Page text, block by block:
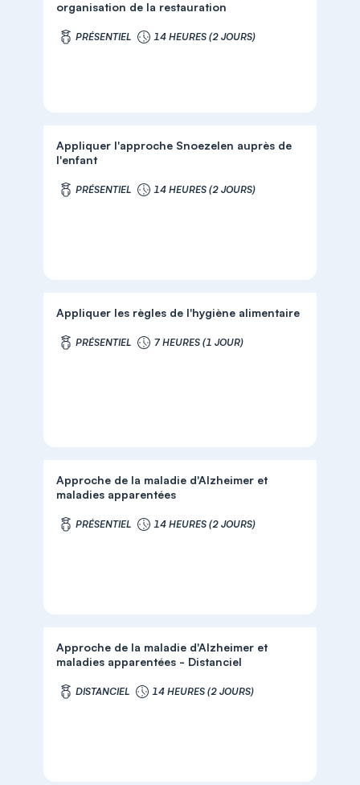
organisation de la restauration
PRÉSENTIEL 14 HEURES (2 JOURS)
Appliquer l'approche Snoezelen auprès de
l'enfant
PRÉSENTIEL 14 HEURES (2 JOURS)
Appliquer les règles de l'hygiène alimentaire
PRÉSENTIEL 7 HEURES (1 JOUR)
Approche de la maladie d'Alzheimer et
maladies apparentées
PRÉSENTIEL 14 HEURES (2 JOURS)
Approche de la maladie d'Alzheimer et
maladies apparentées - Distanciel
DISTANCIEL 14 HEURES (2 JOURS)